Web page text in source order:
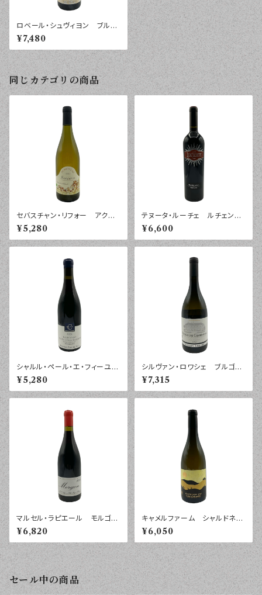
ロベール・シュヴィヨン ブルゴ
ーニュ ルージュ ２０１９年
７５０ｍｌ
¥7,480
同じカテゴリの商品
セバスチャン・リフォー アクメ
ニネ サンセール ２０２０年
７５０ｍｌ
¥5,280
テヌータ・ルーチェ ルチェン
テ トスカーナ ２０２２年 ７
５０ｍｌ
¥6,600
シャルル・ペール・エ・フィーユ
ブルゴーニュ オート・コート・
ド・ボーヌ ルージュ ボールガ
ール ２０２４年 ７５０ｍｌ
¥5,280
シルヴァン・ロワシェ ブルゴー
ニュ シャルドネ ラ・プレジド
ント ２０２３年 ７５０ｍｌ
¥7,315
マルセル・ラピエール モルゴ
ン ヴィエイユ・ヴィーニュ ２
０２２年 ７５０ｍｌ
¥6,820
キャメルファーム シャルドネ
２０２４年 ７５０ｍｌ
¥6,050
セール中の商品